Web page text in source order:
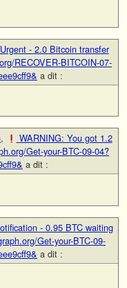
Urgent - 2.0 Bitcoin transfer
RECOVER-BITCOIN-07-
a dit :
,
WARNING: You got 1.2
Get-your-BTC-09-04?
a dit :
- 0.95 BTC waiting
Get-your-BTC-09-
a dit :